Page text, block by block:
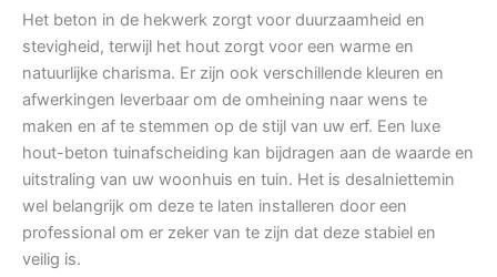
Het beton in de hekwerk zorgt voor duurzaamheid en
stevigheid, terwijl het hout zorgt voor een warme en
natuurlijke charisma. Er zijn ook verschillende kleuren en
afwerkingen leverbaar om de omheining naar wens te
maken en af te stemmen op de stijl van uw erf. Een luxe
hout-beton tuinafscheiding kan bijdragen aan de waarde en
uitstraling van uw woonhuis en tuin. Het is desalniettemin
wel belangrijk om deze te laten installeren door een
professional om er zeker van te zijn dat deze stabiel en
veilig is.